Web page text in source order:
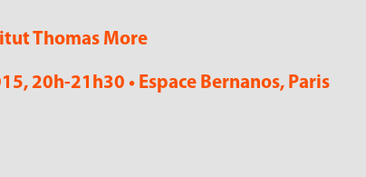
Thomas More
20h-21h30 • Espace Bernanos, Paris